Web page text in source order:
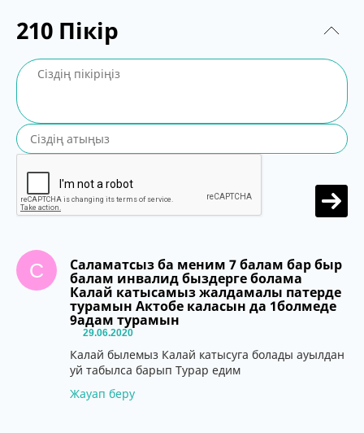
210 Пікір
С Саламатсыз ба меним 7 балам бар быр
балам инвалид быздерге болама
Калай катысамыз жалдамалы патерде
турамын Актобе каласын да 1болмеде
9адам турамын
29.06.2020
Калай былемыз Калай катысуга болады ауылдан
уй табылса барып Турар едим
Жауап беру